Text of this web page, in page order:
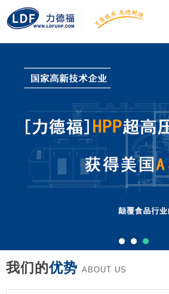
我们的优势 ABOUT US